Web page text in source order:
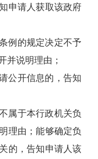
申请人获取该政府
例的规定决定不予
并说明理由；
公开信息的，告知
属于本行政机关负
理由；能够确定负
的，告知申请人该